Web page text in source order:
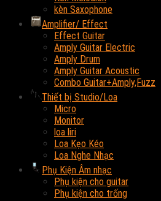
kèn Saxophone
Amplifier/ Effect
Effect Guitar
Amply Guitar Electric
Amply Drum
Amply Guitar Acoustic
Combo Guitar+Amply,Fuzz
Thiết bị Studio/Loa
Micro
Monitor
loa liri
Loa Kẹo Kéo
Loa Nghe Nhạc
Phụ Kiện Âm nhạc
Phụ kiện cho guitar
Phụ kiện cho trống